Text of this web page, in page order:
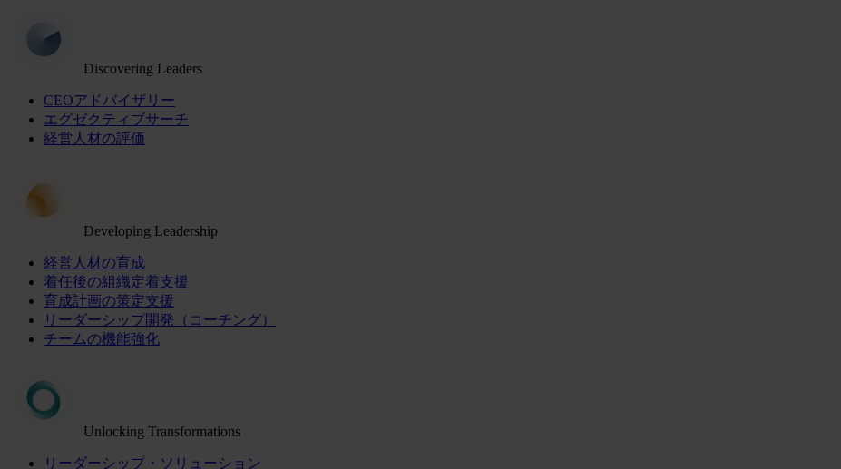
Discovering Leaders
CEOアドバイザリー
エグゼクティブサーチ
経営人材の評価
Developing Leadership
経営人材の育成
着任後の組織定着支援
育成計画の策定支援
リーダーシップ開発（コーチング）
チームの機能強化
Unlocking Transformations
リーダーシップ・ソリューション